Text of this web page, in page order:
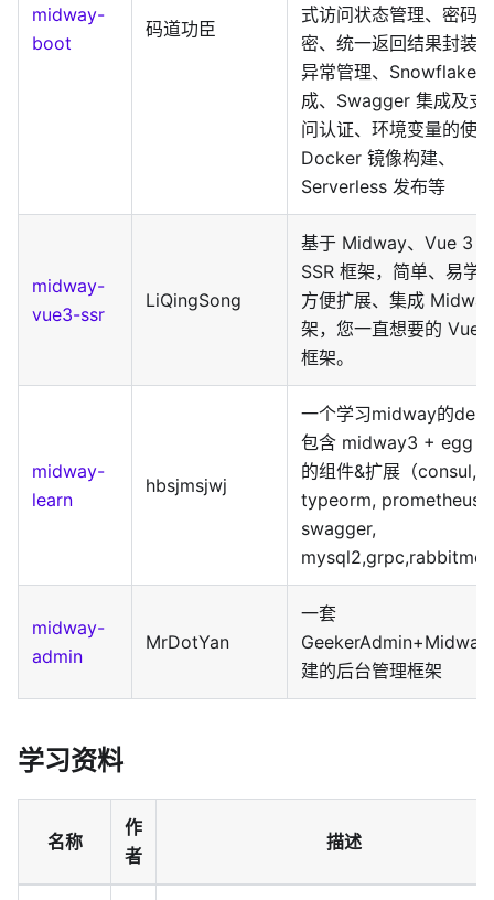
midway-
boot
码道功臣
式访问状态管理、密码
密、统一返回结果封装
异常管理、Snowflake
成、Swagger 集成及支
问认证、环境变量的使
Docker 镜像构建、
Serverless 发布等
midway-
vue3-ssr
LiQingSong
基于 Midway、Vue 3
SSR 框架，简单、易学
方便扩展、集成
架，您一直想要的 Vue
框架。
midway-
learn
hbsjmsjwj
一个学习midway的
包含 midway3 + egg +
的组件&扩展（consul,
typeorm, prometheus,
swagger,
mysql2,grpc,rabbitmq
midway-
admin
MrDotYan
一套
建的后台管理框架
学习资料
名称
作
者
描述